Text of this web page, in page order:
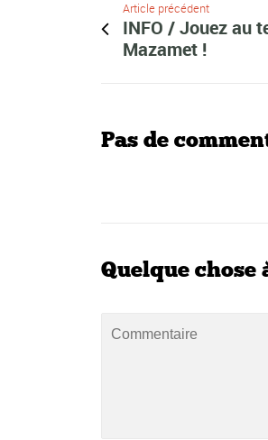
Article précédent
INFO / Jouez au
Mazamet !
Pas de
Quelque chose